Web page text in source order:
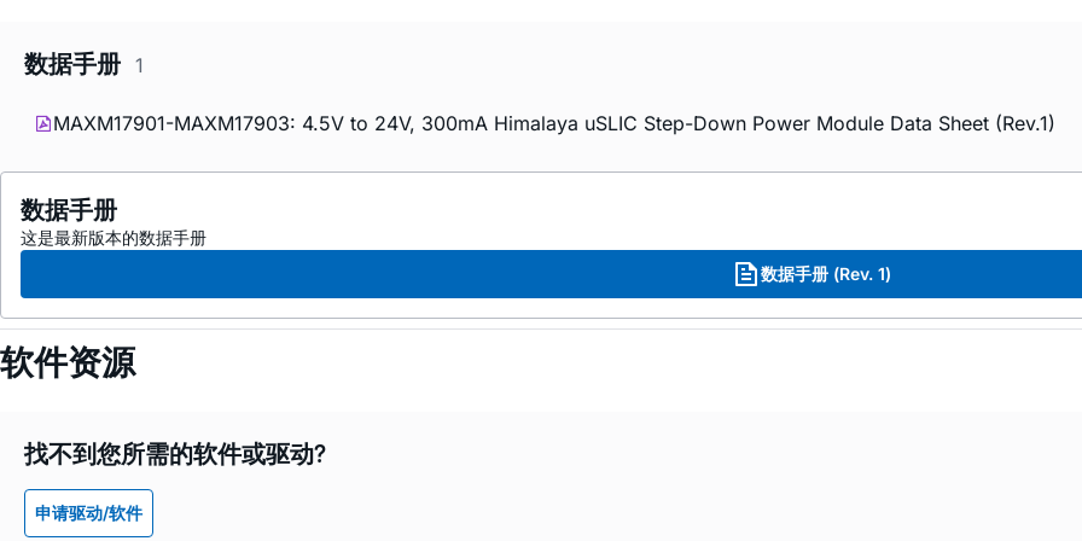
数据手册 1
MAXM17901-MAXM17903: 4.5V to 24V, 300mA Himalaya uSLIC Step-Down Power Module Data Sheet (Rev.1)
数据手册
这是最新版本的数据手册
数据手册 (Rev. 1)
软件资源
找不到您所需的软件或驱动?
申请驱动/软件